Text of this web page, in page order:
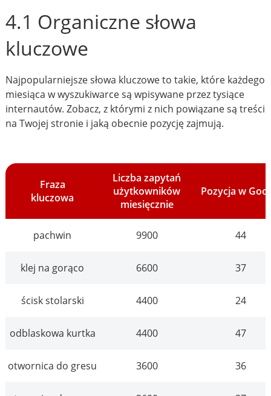
4.1 Organiczne słowa
kluczowe
Najpopularniejsze słowa kluczowe to takie, które każdego
miesiąca w wyszukiwarce są wpisywane przez tysiące
internautów. Zobacz, z którymi z nich powiązane są treści
na Twojej stronie i jaką obecnie pozycję zajmują.
Fraza
kluczowa
Liczba zapytań
użytkowników
miesięcznie
Pozycja w
pachwin 9900 44
klej na gorąco 6600 37
ścisk stolarski 4400 24
odblaskowa kurtka 4400 47
otwornica do gresu 3600 36